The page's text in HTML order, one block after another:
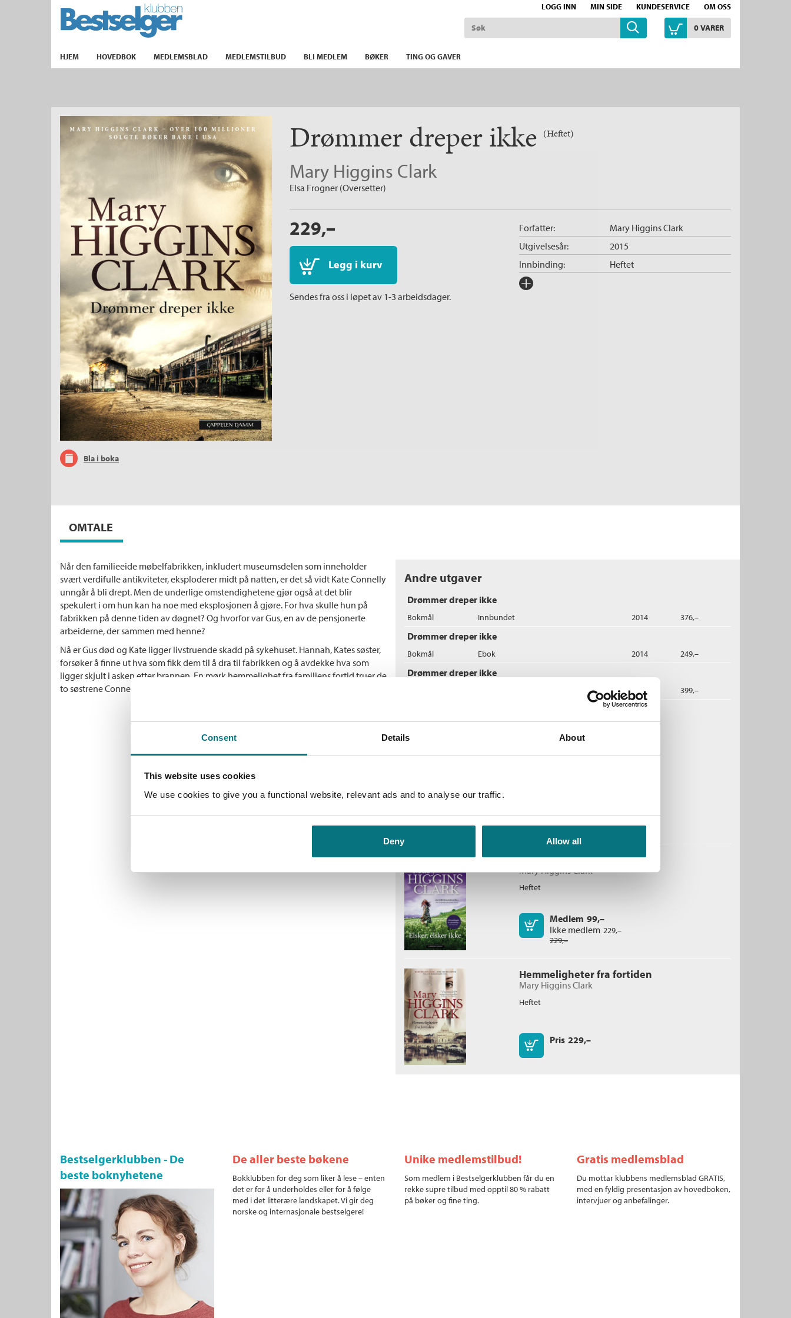
Consent Details About
This website uses cookies
We use cookies to give you a functional website, relevant ads and to analyse our traffic.
Deny Allow all
LOGG INN MIN SIDE KUNDESERVICE OM OSS
TIL FORSIDEN
0VARER
HJEM HOVEDBOK MEDLEMSBLAD MEDLEMSTILBUD BLI MEDLEM BØKER TING OG GAVER
Bla i boka
Drømmer dreper ikke (Heftet)
Mary Higgins Clark
Elsa Frogner (Oversetter)
229,–
Legg i kurv
Sendes fra oss i løpet av 1-3 arbeidsdager.
Forfatter: Mary Higgins Clark
Innbinding: Heftet
Utgivelsesår: 2015
Forlag:
OMTALE
Når den familieeide møbelfabrikken, inkludert museumsdelen som inneholder
svært verdifulle antikviteter, eksploderer midt på natten, er det så vidt Kate Connelly
unngår å bli drept. Men de underlige omstendighetene gjør også at det blir
spekulert i om hun kan ha noe med eksplosjonen å gjøre. For hva skulle hun på
fabrikken på denne tiden av døgnet? Og hvorfor var Gus, en av de pensjonerte
arbeiderne, der sammen med henne?
Nå er Gus død og Kate ligger livstruende skadd på sykehuset. Hannah, Kates søster,
forsøker å finne ut hva som fikk dem til å dra til fabrikken og å avdekke hva som
ligger skjult i asken etter brannen. En mørk hemmelighet fra familiens fortid truer de
to søstrene Connelly på livet.
Andre utgaver
Drømmer dreper ikke
Bokmål Innbundet 2014 376,–
Drømmer dreper ikke
Bokmål Ebok 2014 249,–
Drømmer dreper ikke
2022 399,–
Til siste åndedrag
Alafair BurkeogMary Higgins Clark
Kjøp
Elsker, elsker ikke
Mary Higgins Clark
Heftet
Medlem 99,–
Ikke medlem 229,–
229,–
Kjøp
Hemmeligheter fra fortiden
Mary Higgins Clark
Heftet
Pris 229,–
Kjøp
Bestselgerklubben - De
beste boknyhetene
De aller beste bøkene
Bokklubben for deg som liker å lese – enten
det er for å underholdes eller for å følge
med i det litterære landskapet. Vi gir deg
norske og internasjonale bestselgere!
Unike medlemstilbud!
Som medlem i Bestselgerklubben får du en
rekke supre tilbud med opptil 80 % rabatt
på bøker og fine ting.
Gratis medlemsblad
Du mottar klubbens medlemsblad GRATIS,
med en fyldig presentasjon av hovedboken,
intervjuer og anbefalinger.